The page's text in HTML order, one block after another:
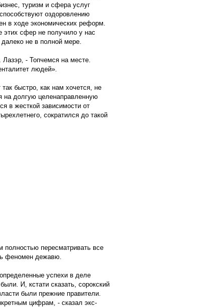
туризм и сфера услуг
оздоровлению
в ходе экономических реформ.
этих сфер не получило у нас
не в полной мере.
- Топчемся на месте.
людей».
быстро, как нам хочется, не
на долгую целенаправленную
в жесткой зависимости от
сократился до такой
полностью пересматривать все
феномен дежавю.
успехи в деле
И, кстати сказать, сорокский
были прежние правители.
цифрам, - сказал экс-